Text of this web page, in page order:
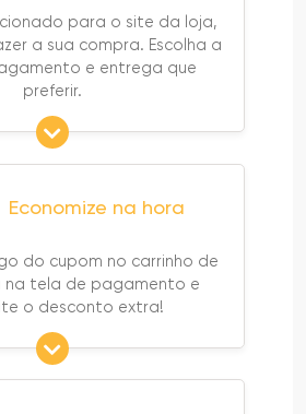
para o site da loja,
a sua compra. Escolha a
e entrega que
preferir.
Economize na hora
do cupom no carrinho de
na tela de pagamento e
o desconto extra!